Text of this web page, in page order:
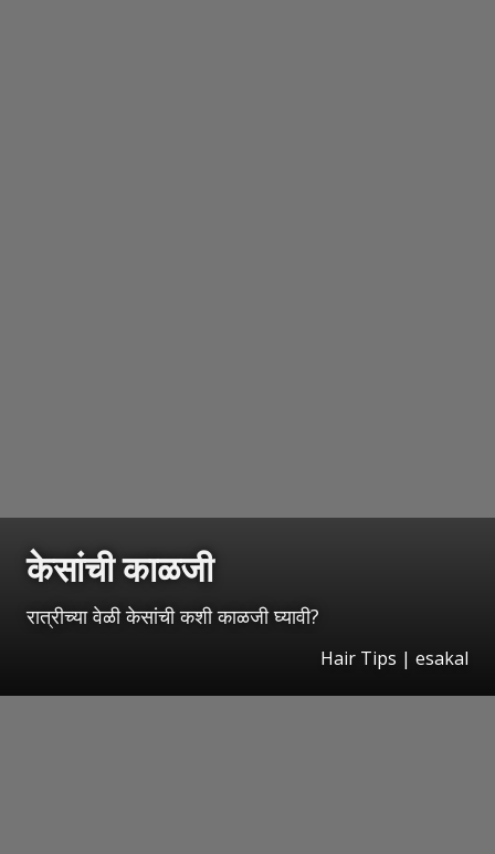
केसांची काळजी
रात्रीच्या वेळी केसांची कशी काळजी घ्यावी?
Hair Tips | esakal